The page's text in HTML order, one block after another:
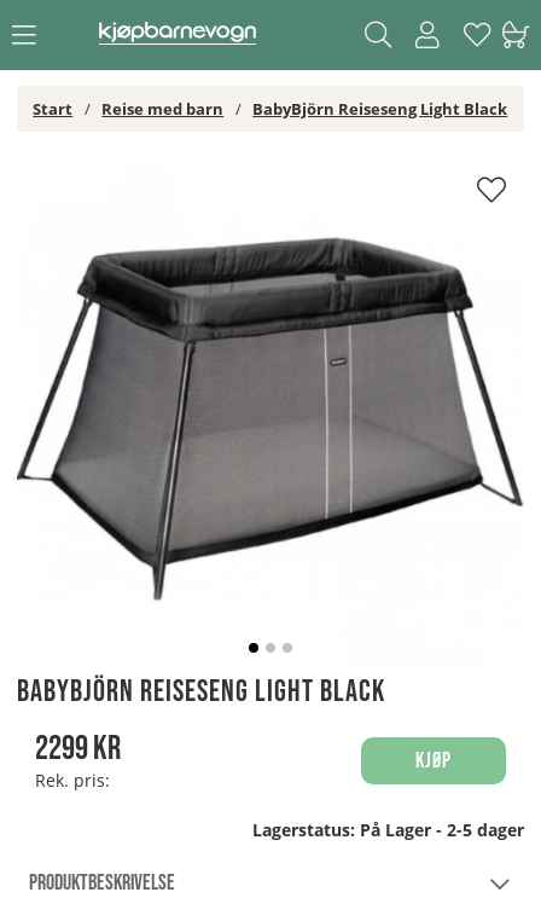
Start Reise med barn BabyBjörn Reiseseng Light Black
BabyBjörn Reiseseng Light Black
2299kr
Rek. pris:
Kjøp
Lagerstatus: På Lager - 2-5 dager
PRODUKTBESKRIVELSE